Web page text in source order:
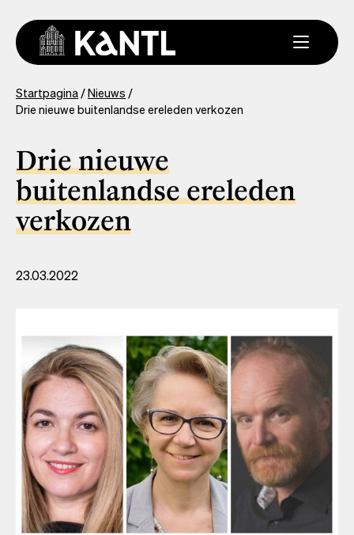
naar
inhoud
gaan
You
are
Startpagina Nieuws
Drie nieuwe buitenlandse ereleden verkozen
Drie nieuwe
buitenlandse ereleden
verkozen
23.03.2022